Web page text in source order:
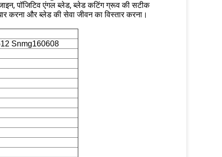
पॉजिटिव एंगल ब्लेड, ब्लेड कटिंग ग्रूव की सटीक
करना और ब्लेड की सेवा जीवन का विस्तार करना।
Snmg160608